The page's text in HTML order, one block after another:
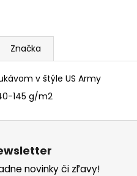
Značka
v štýle US Army
145 g/m2
novinky či zľavy!